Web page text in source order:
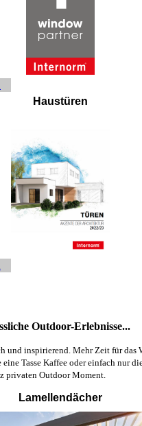
Haustüren
Outdoor-Erlebnisse...
und inspirierend. Mehr Zeit für das
eine Tasse Kaffee oder einfach nur
privaten Outdoor Moment.
Lamellendächer